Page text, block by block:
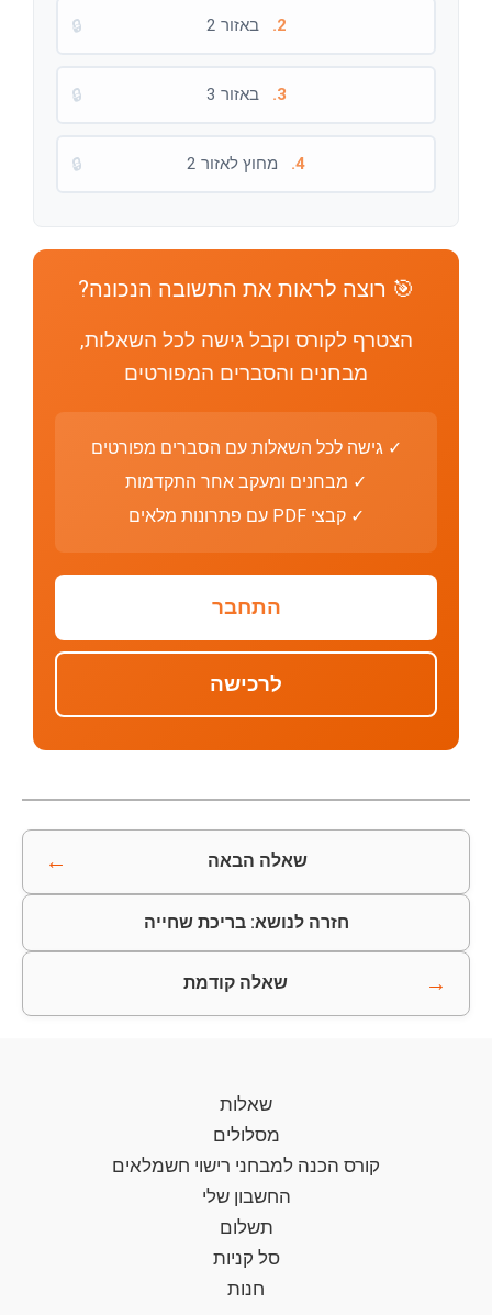
2. באזור 2 🔒
3. באזור 3 🔒
4. מחוץ לאזור 2 🔒
🎯 רוצה לראות את התשובה הנכונה?
הצטרף לקורס וקבל גישה לכל השאלות,
מבחנים והסברים המפורטים
✓ גישה לכל השאלות עם הסברים מפורטים
✓ מבחנים ומעקב אחר התקדמות
✓ קבצי PDF עם פתרונות מלאים
התחבר
לרכישה
שאלה הבאה ←
חזרה לנושא: בריכת שחייה
→ שאלה קודמת
שאלות
מסלולים
קורס הכנה למבחני רישוי חשמלאים
החשבון שלי
תשלום
סל קניות
חנות